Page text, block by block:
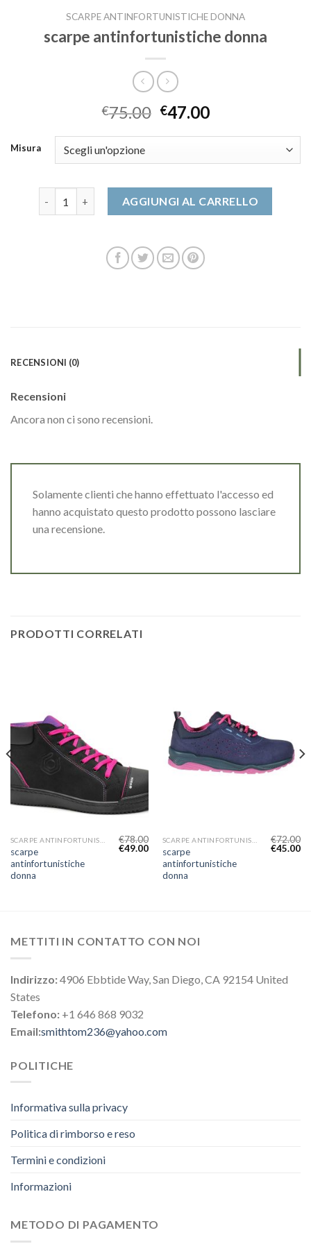
SCARPE ANTINFORTUNISTICHE DONNA
scarpe antinfortunistiche donna
€75.00 €47.00
Misura
AGGIUNGI AL CARRELLO
RECENSIONI (0)
Recensioni
Ancora non ci sono recensioni.
Solamente clienti che hanno effettuato l'accesso ed
hanno acquistato questo prodotto possono lasciare
una recensione.
PRODOTTI CORRELATI
scarpe
antinfortunistiche
donna
€78.00
€49.00
scarpe
antinfortunistiche
donna
€72.00
€45.00
METTITI IN CONTATTO CON NOI
Indirizzo:4906 Ebbtide Way, San Diego, CA 92154 United
States
Telefono: +1 646 868 9032
Email:smithtom236@yahoo.com
POLITICHE
Informativa sulla privacy
Politica di rimborso e reso
Termini e condizioni
Informazioni
METODO DI PAGAMENTO